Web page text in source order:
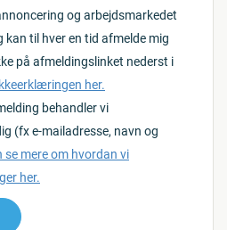
og arbejdsmarkedet
kan til hver en tid afmelde mig
på afmeldingslinket nederst i
her.
behandler vi
(fx e-mailadresse, navn og
se mere om hvordan vi
her.